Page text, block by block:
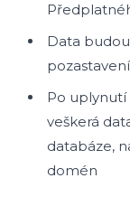
Data
pozastavení
Po uplynutí
veškerá
databáze,
domén